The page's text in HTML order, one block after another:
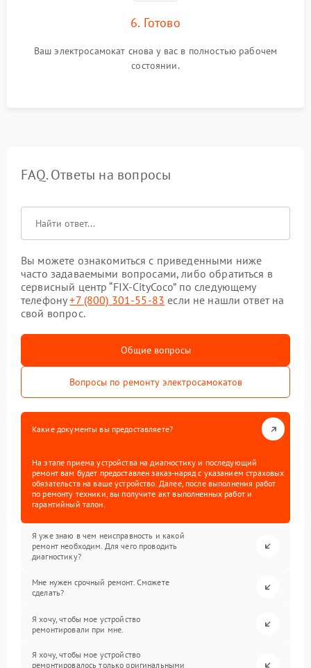
6. Готово
Ваш электросамокат снова у вас в полностью рабочем
состоянии.
FAQ. Ответы на вопросы
Вы можете ознакомиться с приведенными ниже
часто задаваемыми вопросами, либо обратиться в
сервисный центр “FIX-CityCoco” по следующему
телефону+7 (800) 301-55-83 если не нашли ответ на
свой вопрос.
Общие вопросы
Вопросы по ремонту электросамокатов
Какие документы вы предоставляете?
На этапе приема устройства на диагностику и последующий
ремонт вам будет предоставлен заказ-наряд с указанием страховых
обязательств на ваше устройство. Далее, после выполнения работ
по ремонту техники, вы получите акт выполненных работ и
гарантийный талон.
Я уже знаю в чем неисправность и какой
ремонт необходим. Для чего проводить
диагностику?
Мне нужен срочный ремонт. Сможете
сделать?
Я хочу, чтобы мое устройство
ремонтировали при мне.
Я хочу, чтобы мое устройство
ремонтировалось только оригинальными